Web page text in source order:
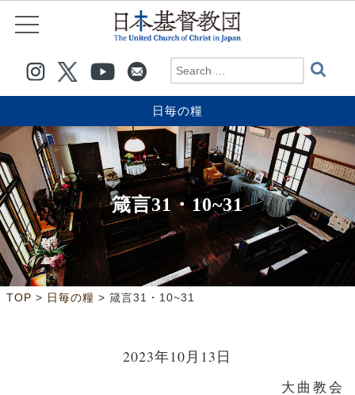
日毎の糧
箴言31・10~31
TOP > 日毎の糧 > 箴言31・10~31
2023年10月13日
大曲教会